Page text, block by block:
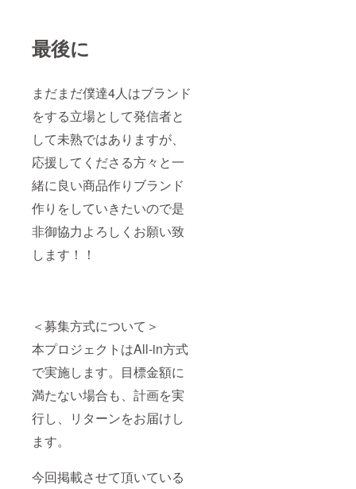
最後に
まだまだ僕達4人はブランド
をする立場として発信者と
して未熟ではありますが、
応援してくださる方々と一
緒に良い商品作りブランド
作りをしていきたいので是
非御協力よろしくお願い致
します！！
＜募集方式について＞
本プロジェクトはAll-in方式
で実施します。目標金額に
満たない場合も、計画を実
行し、リターンをお届けし
ます。
今回掲載させて頂いている